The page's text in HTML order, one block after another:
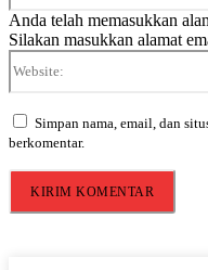
Anda telah memasukkan
Silakan masukkan alamat
Simpan nama, email, dan
berkomentar.